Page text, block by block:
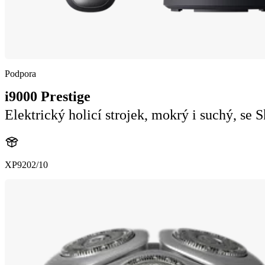
Podpora
i9000 Prestige
Elektrický holicí strojek, mokrý i suchý, se
XP9202/10